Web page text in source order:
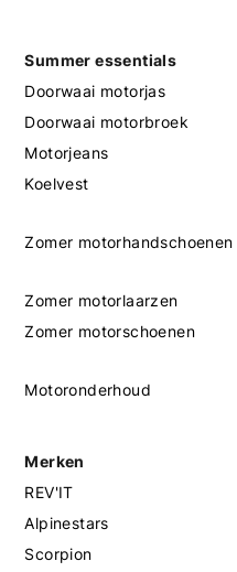
Summer essentials
Doorwaai motorjas
Doorwaai motorbroek
Motorjeans
Koelvest
Zomer motorhandschoenen
Zomer motorlaarzen
Zomer motorschoenen
Motoronderhoud
Merken
REV'IT
Alpinestars
Scorpion